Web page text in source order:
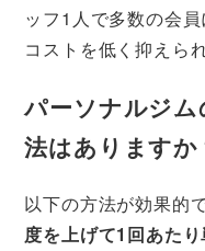
ッフ1人で多数の会
コストを低く抑えられ
パーソナルジ
法はありますか
以下の方法が効果的
度を上げて1回あた